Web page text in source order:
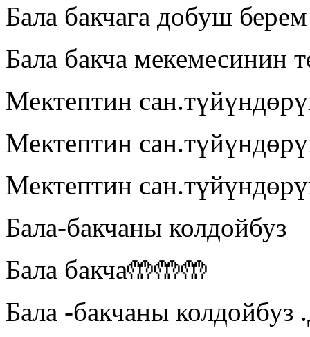
Бала бакчага добуш берем
Бала бакча мекемесинин
Мектептин
Мектептин
Мектептин
Бала-бакчаны колдойбуз
Бала бакча🤲🤲🤲
Бала -бакчаны